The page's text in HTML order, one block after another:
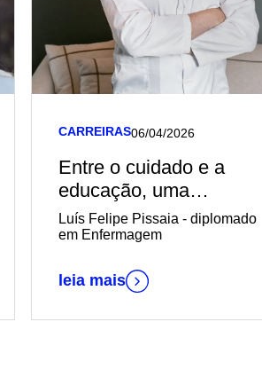
CARREIRAS06/04/2026
Entre o cuidado e a
educação, uma
trajetória construída
com propósito
Luís Felipe Pissaia - diplomado
em Enfermagem
leia mais